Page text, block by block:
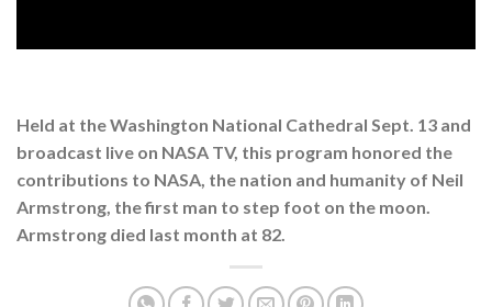
Held at the Washington National Cathedral Sept. 13 and
broadcast live on NASA TV, this program honored the
contributions to NASA, the nation and humanity of Neil
Armstrong, the first man to step foot on the moon.
Armstrong died last month at 82.